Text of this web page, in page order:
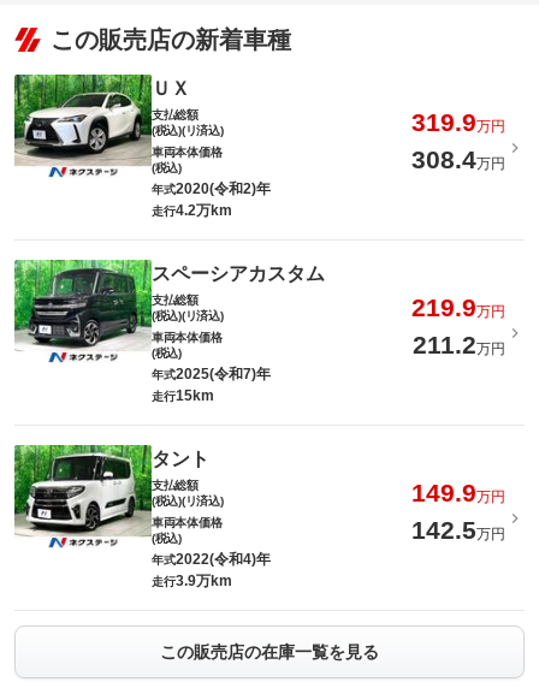
この販売店の新着車種
ＵＸ
支払総額
(税込)(リ済込)
319.9万円
車両本体価格
(税込)
308.4万円
年式2020(令和2)年
走行4.2万km
スペーシアカスタム
支払総額
(税込)(リ済込)
219.9万円
車両本体価格
(税込)
211.2万円
年式2025(令和7)年
走行15km
タント
支払総額
(税込)(リ済込)
149.9万円
車両本体価格
(税込)
142.5万円
年式2022(令和4)年
走行3.9万km
この販売店の在庫一覧を見る